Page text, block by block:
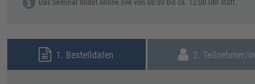
Das Seminar findet online live von 08:00 bis ca. 12:00 Uhr statt.
1. Bestelldaten 2. Teilnehmer/in